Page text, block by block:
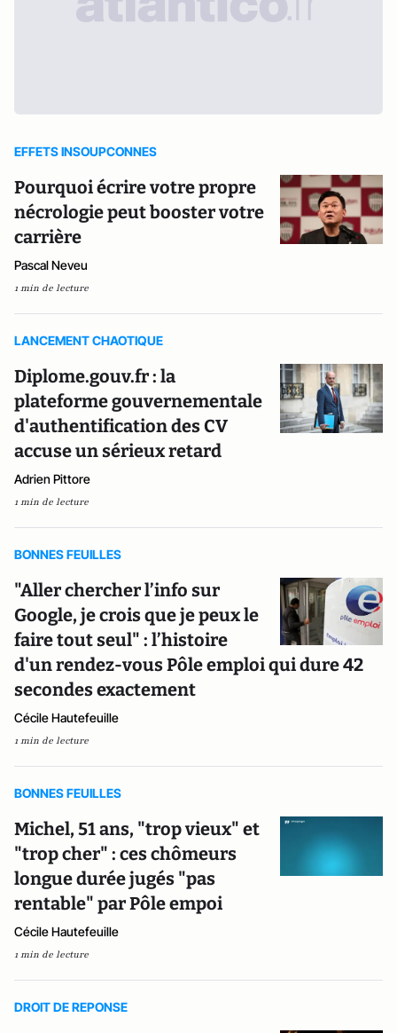
EFFETS INSOUPCONNES
Pourquoi écrire votre propre
nécrologie peut booster votre
carrière
Pascal Neveu
1 min de lecture
LANCEMENT CHAOTIQUE
Diplome.gouv.fr : la
plateforme gouvernementale
d'authentification des CV
accuse un sérieux retard
Adrien Pittore
1 min de lecture
BONNES FEUILLES
"Aller chercher l’info sur
Google, je crois que je peux le
faire tout seul" : l’histoire
d'un rendez-vous Pôle emploi qui dure 42
secondes exactement
Cécile Hautefeuille
1 min de lecture
BONNES FEUILLES
Michel, 51 ans, "trop vieux" et
"trop cher" : ces chômeurs
longue durée jugés "pas
rentable" par Pôle empoi
Cécile Hautefeuille
1 min de lecture
DROIT DE REPONSE